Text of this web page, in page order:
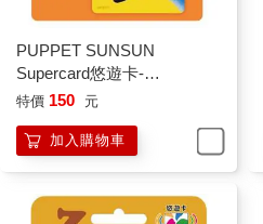
PUPPET SUNSUN
Supercard悠遊卡-
HelloHello【受託代銷】
特價 150 元
加入購物車